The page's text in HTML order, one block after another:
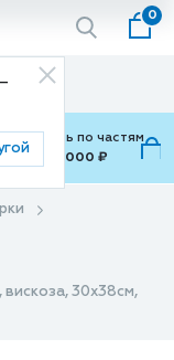
0
оплатить по частям
₽ до 15,000 ₽
30x38см,